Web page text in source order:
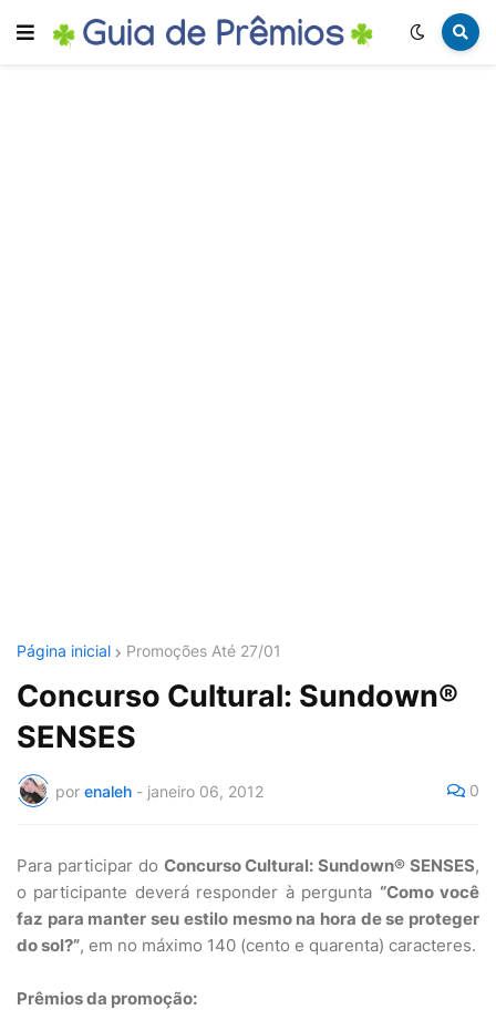
Página inicial Promoções Até 27/01
Concurso Cultural: Sundown®
SENSES
por enaleh - janeiro 06, 2012 0
Para participar do Concurso Cultural: Sundown® SENSES,
o participante deverá responder à pergunta “Como você
faz para manter seu estilo mesmo na hora de se proteger
do sol?”, em no máximo 140 (cento e quarenta) caracteres.
Prêmios da promoção: